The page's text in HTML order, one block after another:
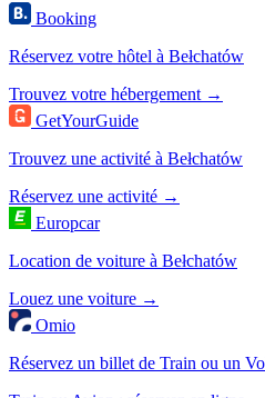
Booking
Réservez votre hôtel à Bełchatów
Trouvez votre hébergement →
GetYourGuide
Trouvez une activité à Bełchatów
Réservez une activité →
Europcar
Location de voiture à Bełchatów
Louez une voiture →
Omio
Réservez un billet de Train ou un